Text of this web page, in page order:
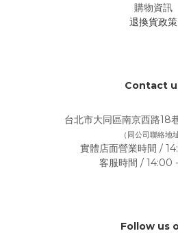
購物資訊
退換貨政策
Contact
台北市大同區南京西路18
（同公司聯絡地址
實體店面營業時間 /
客服時間 / 14:00
Follow us